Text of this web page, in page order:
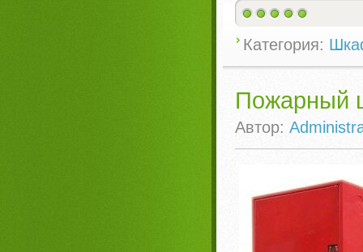
Категория:
Пожарный
Автор: